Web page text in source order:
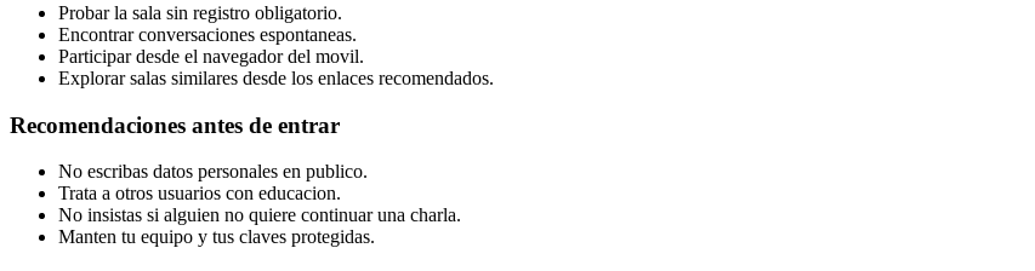
Probar la sala sin registro obligatorio.
Encontrar conversaciones espontaneas.
Participar desde el navegador del movil.
Explorar salas similares desde los enlaces recomendados.
Recomendaciones antes de entrar
No escribas datos personales en publico.
Trata a otros usuarios con educacion.
No insistas si alguien no quiere continuar una charla.
Manten tu equipo y tus claves protegidas.